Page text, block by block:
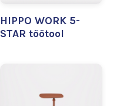
HIPPO WORK 5-
STAR töötool